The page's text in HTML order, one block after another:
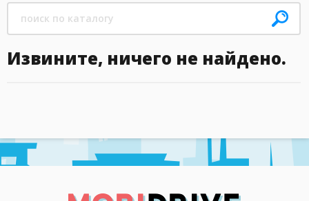
Извините, ничего не найдено.